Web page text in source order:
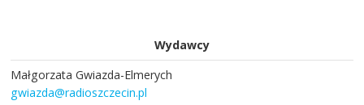
Wydawcy
Małgorzata Gwiazda-Elmerych
gwiazda@radioszczecin.pl